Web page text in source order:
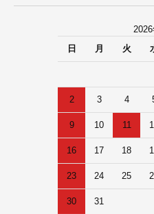
2026
日
月 火
2 3 4
9 10 11
16 17 18
23 24 25
30 31